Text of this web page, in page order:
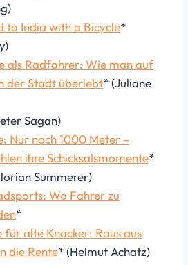
to India with a Bicycle*
als Radfahrer: Wie man auf
der Stadt überlebt* (Juliane
Sagan)
Nur noch 1000 Meter –
ihre Schicksalsmomente*
Summerer)
Wo Fahrer zu
*
für alte Knacker: Raus aus
die Rente* (Helmut Achatz)